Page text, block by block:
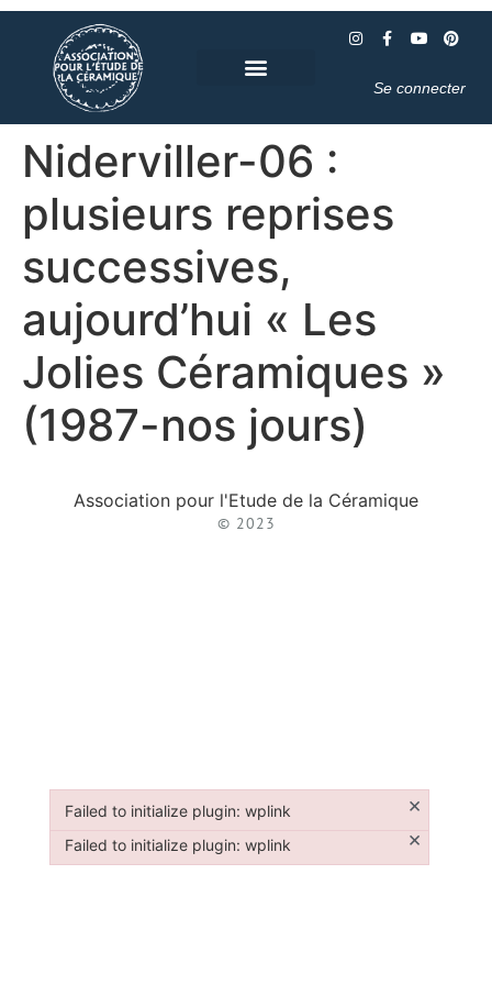
Se connecter
Niderviller-06 :
plusieurs reprises
successives,
aujourd’hui « Les
Jolies Céramiques »
(1987-nos jours)
Association pour l'Etude de la Céramique
© 2023
Failed to initialize plugin: wplink ×
Failed to initialize plugin: wplink
Failed to initialize plugin: wplink ×